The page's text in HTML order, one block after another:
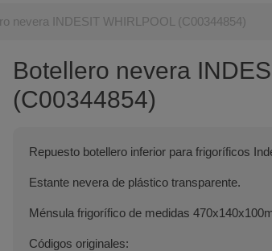
nevera INDESIT WHIRLPOOL (C00344854)
Botellero nevera
(C00344854)
Repuesto botellero inferior para frigoríficos
Estante nevera de plástico transparente.
Ménsula frigorífico de medidas
Códigos originales: